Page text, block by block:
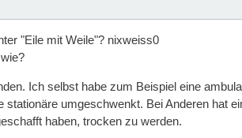
"Eile mit Weile"? nixweiss0
Ich selbst habe zum Beispiel eine
umgeschwenkt. Bei Anderen hat
haben, trocken zu werden.